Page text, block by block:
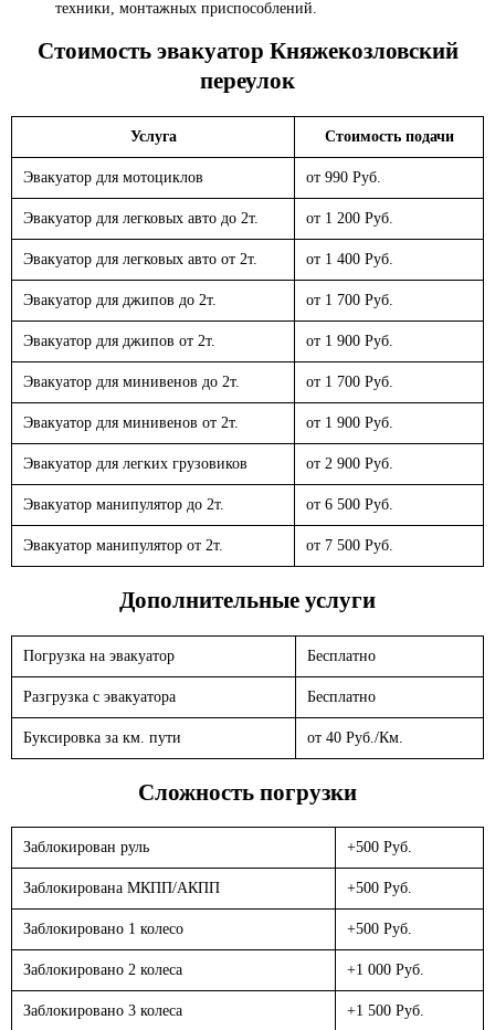
техники, монтажных приспособлений.
Стоимость эвакуатор Княжекозловский
переулок
Услуга Стоимость подачи
Эвакуатор для мотоциклов от 990 Руб.
Эвакуатор для легковых авто до 2т. от 1 200 Руб.
Эвакуатор для легковых авто от 2т. от 1 400 Руб.
Эвакуатор для джипов до 2т. от 1 700 Руб.
Эвакуатор для джипов от 2т. от 1 900 Руб.
Эвакуатор для минивенов до 2т. от 1 700 Руб.
Эвакуатор для минивенов от 2т. от 1 900 Руб.
Эвакуатор для легких грузовиков от 2 900 Руб.
Эвакуатор манипулятор до 2т. от 6 500 Руб.
Эвакуатор манипулятор от 2т. от 7 500 Руб.
Дополнительные услуги
Погрузка на эвакуатор Бесплатно
Разгрузка с эвакуатора Бесплатно
Буксировка за км. пути от 40 Руб./Км.
Сложность погрузки
Заблокирован руль +500 Руб.
Заблокирована МКПП/АКПП +500 Руб.
Заблокировано 1 колесо +500 Руб.
Заблокировано 2 колеса +1 000 Руб.
Заблокировано 3 колеса +1 500 Руб.